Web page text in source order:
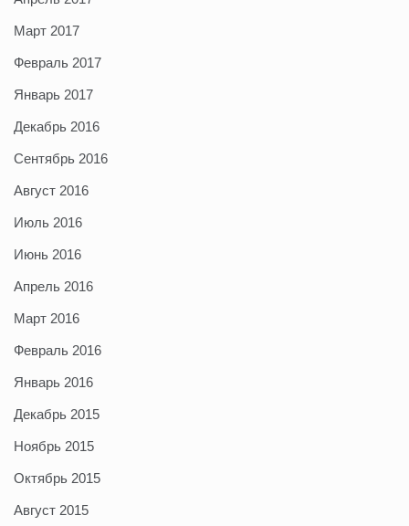
Март 2017
Февраль 2017
Январь 2017
Декабрь 2016
Сентябрь 2016
Август 2016
Июль 2016
Июнь 2016
Апрель 2016
Март 2016
Февраль 2016
Январь 2016
Декабрь 2015
Ноябрь 2015
Октябрь 2015
Август 2015